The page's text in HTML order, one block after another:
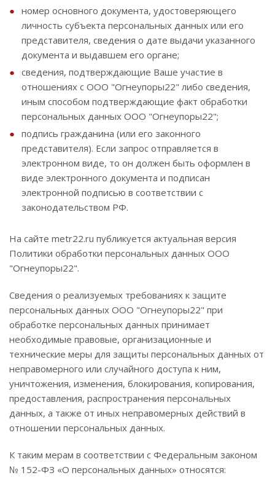
номер основного документа, удостоверяющего
личность субъекта персональных данных или его
представителя, сведения о дате выдачи указанного
документа и выдавшем его органе;
сведения, подтверждающие Ваше участие в
отношениях с ООО "Огнеупоры22" либо сведения,
иным способом подтверждающие факт обработки
персональных данных ООО "Огнеупоры22";
подпись гражданина (или его законного
представителя). Если запрос отправляется в
электронном виде, то он должен быть оформлен в
виде электронного документа и подписан
электронной подписью в соответствии с
законодательством РФ.
На сайте metr22.ru публикуется актуальная версия
Политики обработки персональных данных ООО
"Огнеупоры22".
Сведения о реализуемых требованиях к защите
персональных данных ООО "Огнеупоры22" при
обработке персональных данных принимает
необходимые правовые, организационные и
технические меры для защиты персональных данных от
неправомерного или случайного доступа к ним,
уничтожения, изменения, блокирования, копирования,
предоставления, распространения персональных
данных, а также от иных неправомерных действий в
отношении персональных данных.
К таким мерам в соответствии с Федеральным законом
№ 152-ФЗ «О персональных данных» относятся: